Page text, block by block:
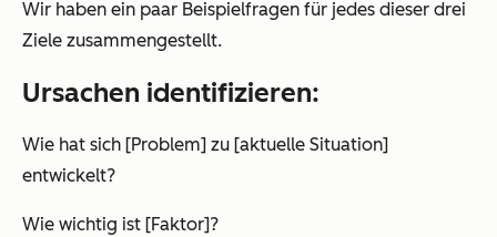
Wir haben ein paar Beispielfragen für jedes dieser drei
Ziele zusammengestellt.
Ursachen identifizieren:
Wie hat sich [Problem] zu [aktuelle Situation]
entwickelt?
Wie wichtig ist [Faktor]?